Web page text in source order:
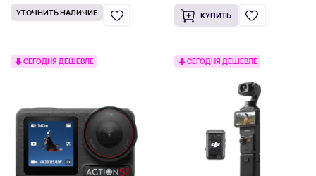
УТОЧНИТЬ НАЛИЧИЕ КУПИТЬ
СЕГОДНЯ ДЕШЕВЛЕ СЕГОДНЯ ДЕШЕВЛЕ